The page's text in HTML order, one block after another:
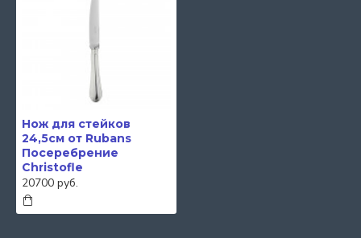
Нож для стейков
24,5см от Rubans
Посеребрение
Christofle
20700 руб.